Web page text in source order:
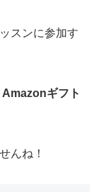
スンに参加す
Amazonギフト
んね！